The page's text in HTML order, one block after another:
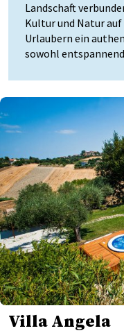
Landschaft
Kultur und Natur
Urlaubern ein
sowohl
Villa Angela